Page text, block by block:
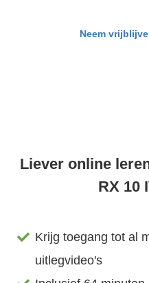
Neem
Liever online
RX 10
Krijg toegang tot al
uitlegvideo's